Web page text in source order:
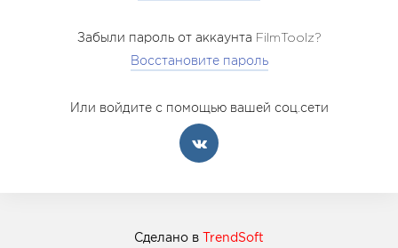
Забыли пароль от аккаунта FilmToolz?
Восстановите пароль
Или войдите с помощью вашей соц.сети
Сделано в TrendSoft